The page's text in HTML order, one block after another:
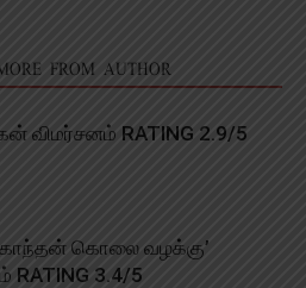
FROM AUTHOR
விமர்சனம் RATING 2.9/5
காந்தன் கொலை வழக்கு’
RATING 3.4/5